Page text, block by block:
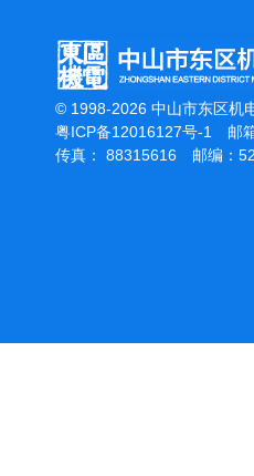
© 1998-2026 中山市东区机
粤ICP备12016127号-1
邮
传真： 88315616 邮编：